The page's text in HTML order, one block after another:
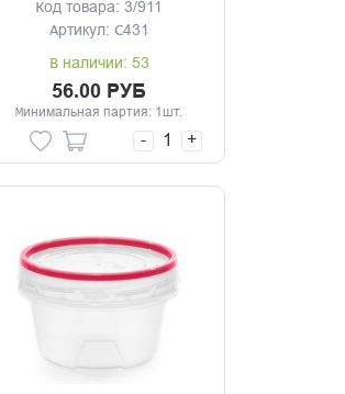
Код товара: 3/911
Артикул: С431
В наличии: 53
56.00 РУБ
Минимальная партия: 1шт.
- +